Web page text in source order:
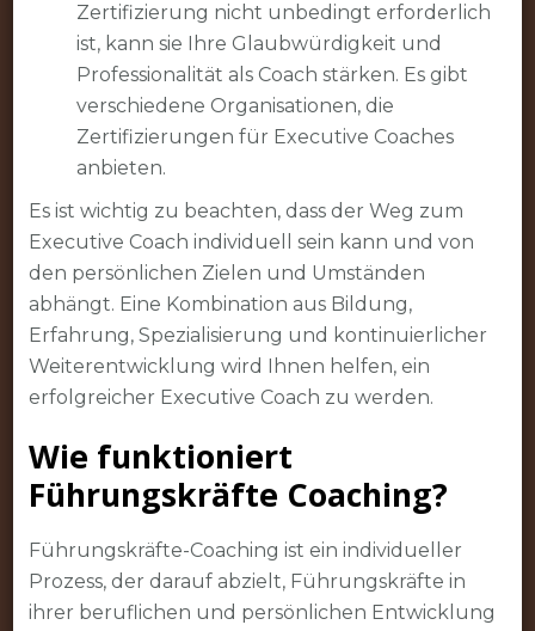
Zertifizierung nicht unbedingt erforderlich
ist, kann sie Ihre Glaubwürdigkeit und
Professionalität als Coach stärken. Es gibt
verschiedene Organisationen, die
Zertifizierungen für Executive Coaches
anbieten.
Es ist wichtig zu beachten, dass der Weg zum
Executive Coach individuell sein kann und von
den persönlichen Zielen und Umständen
abhängt. Eine Kombination aus Bildung,
Erfahrung, Spezialisierung und kontinuierlicher
Weiterentwicklung wird Ihnen helfen, ein
erfolgreicher Executive Coach zu werden.
Wie funktioniert
Führungskräfte Coaching?
Führungskräfte-Coaching ist ein individueller
Prozess, der darauf abzielt, Führungskräfte in
ihrer beruflichen und persönlichen Entwicklung